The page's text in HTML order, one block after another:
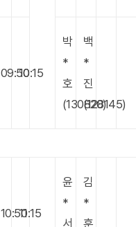
09:5010:15
박
*
호
(130820)
백
*
진
(128145)
10:5011:15
윤
*
서
김
*
훈